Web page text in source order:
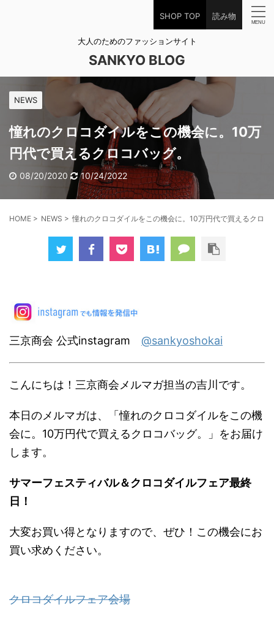
SHOP TOP 読み物
大人のためのファッションサイト
SANKYO BLOG
NEWS
憧れのクロコダイルをこの機会に。10万
円代で買えるクロコバッグ。
08/20/2020 10/24/2022
HOME > NEWS > 憧れのクロコダイルをこの機会に。10万円代で買えるクロコ
三京商会 公式instagram @sankyoshokai
こんにちは！三京商会メルマガ担当の吉川です。
本日のメルマガは、「憧れのクロコダイルをこの機
会に。10万円代で買えるクロコバッグ。」をお届け
します。
サマーフェスティバル＆クロコダイルフェア最終
日！
大変お買い得となりますので、ぜひ！この機会にお
買い求めください。
クロコダイルフェア会場